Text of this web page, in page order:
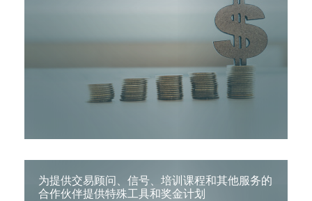
为提供交易顾问、信号、培训课程和其他服务的
合作伙伴提供特殊工具和奖金计划